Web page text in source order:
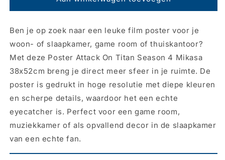
Attack
Titan
-
4
Mikasa
38x52cm
Attack
Titan
-
Season
4
Mikasa
38x52cm
Ben je op zoek naar een leuke film poster voor je
woon- of slaapkamer, game room of thuiskantoor?
Met deze Poster Attack On Titan Season 4 Mikasa
38x52cm breng je direct meer sfeer in je ruimte. De
poster is gedrukt in hoge resolutie met diepe kleuren
en scherpe details, waardoor het een echte
eyecatcher is. Perfect voor een game room,
muziekkamer of als opvallend decor in de slaapkamer
van een echte fan.